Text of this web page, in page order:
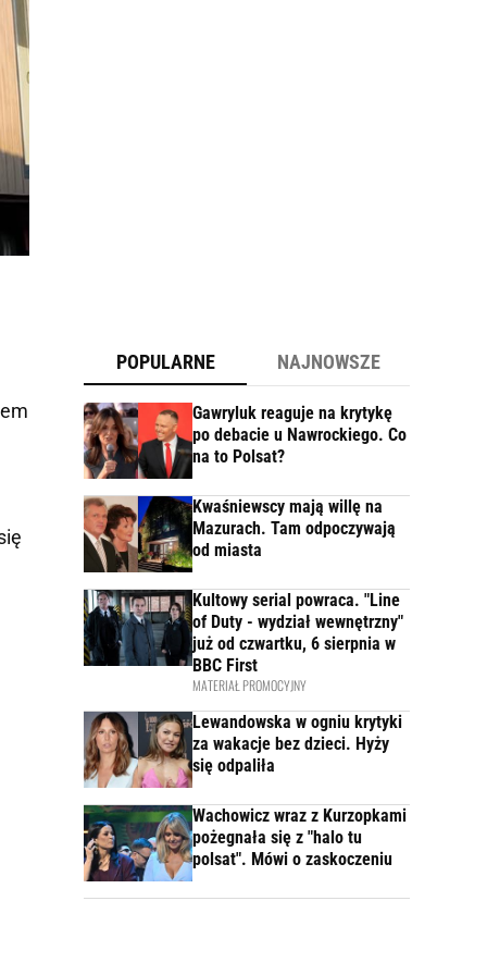
POPULARNE NAJNOWSZE
Gawryluk reaguje na krytykę
po debacie u Nawrockiego. Co
na to Polsat?
Kwaśniewscy mają willę na
Mazurach. Tam odpoczywają
od miasta
Kultowy serial powraca. "Line
of Duty - wydział wewnętrzny"
już od czwartku, 6 sierpnia w
BBC First
MATERIAŁ PROMOCYJNY
Lewandowska w ogniu krytyki
za wakacje bez dzieci. Hyży
się odpaliła
Wachowicz wraz z Kurzopkami
pożegnała się z "halo tu
polsat". Mówi o zaskoczeniu